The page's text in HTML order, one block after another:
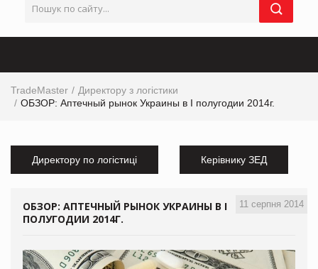
TradeMaster
Директору з логістики
ОБЗОР: Аптечный рынок Украины в I полугодии 2014г.
Директору по логістиці Керівнику ЗЕД
11 серпня 2014
ОБЗОР: АПТЕЧНЫЙ РЫНОК УКРАИНЫ В I
ПОЛУГОДИИ 2014Г.